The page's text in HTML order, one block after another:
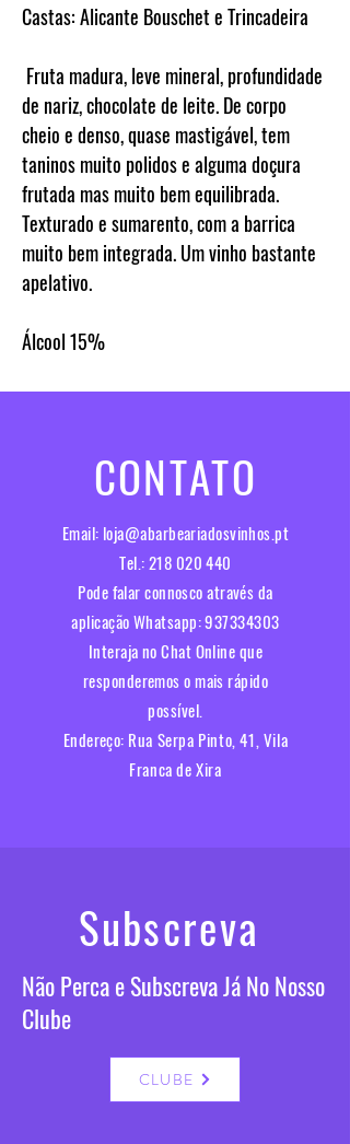
Castas:Alicante Bouschet e Trincadeira
Fruta madura, leve mineral, profundidade
de nariz, chocolate de leite. De corpo
cheio e denso, quase mastigável, tem
taninos muito polidos e alguma doçura
frutada mas muito bem equilibrada.
Texturado e sumarento, com a barrica
muito bem integrada. Um vinho bastante
apelativo.
Álcool15%
CONTATO
Email: loja@abarbeariadosvinhos.pt
Tel.:218 020 440
Pode falar connosco através da
aplicação Whatsapp:937334303
Interaja no Chat Online que
responderemos o mais rápido
possível.​
Endereço: Rua Serpa Pinto, 41, Vila
Franca de Xira
Subscreva
Não Perca e Subscreva Já No Nosso
Clube
CLUBE